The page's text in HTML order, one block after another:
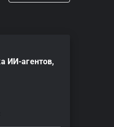
ИИ-агентов,